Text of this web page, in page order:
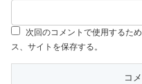
次回のコメントで使用するた
ス、サイトを保存する。